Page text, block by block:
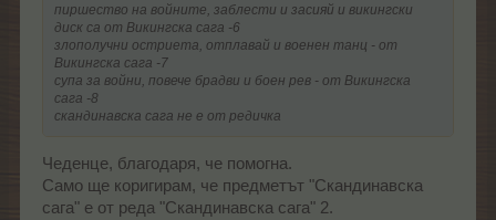
пиршество на войните, заблести и засияй и викингски
диск са от Викингска сага -6
злополучни остриета, отплавай и военен танц - от
Викингска сага -7
супа за войни, повече брадви и боен рев - от Викингска
сага -8
скандинавска сага не е от редичка
Чеденце, благодаря, че помогна.
Само ще коригирам, че предметът "Скандинавска
сага" е от реда "Скандинавска сага" 2.